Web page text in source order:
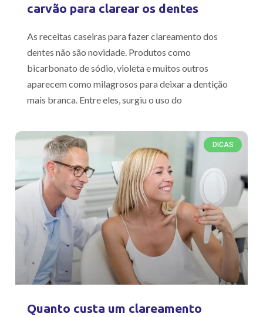
carvão para clarear os dentes
As receitas caseiras para fazer clareamento dos
dentes não são novidade. Produtos como
bicarbonato de sódio, violeta e muitos outros
aparecem como milagrosos para deixar a dentição
mais branca. Entre eles, surgiu o uso do
DICAS
Quanto custa um clareamento